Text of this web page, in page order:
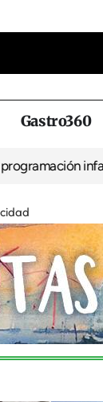
Gastro360
de la Feria